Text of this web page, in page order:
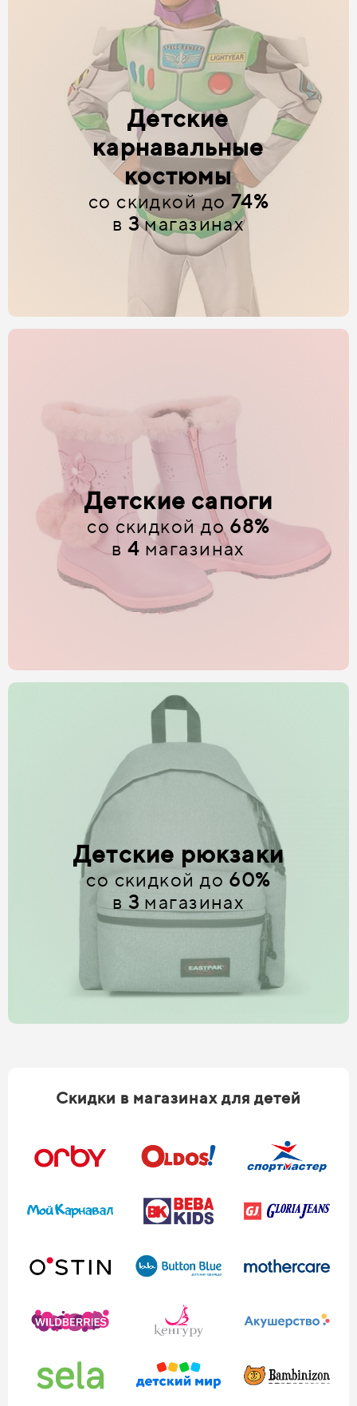
Детские
карнавальные
костюмы
со скидкой до 74%
в 3магазинах
Детские сапоги
со скидкой до 68%
в4 магазинах
Детские рюкзаки
со скидкой до 60%
в 3 магазинах
Скидки в магазинах для детей